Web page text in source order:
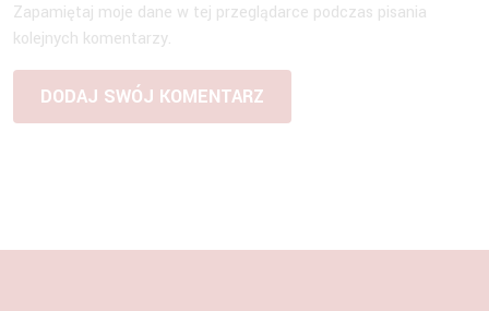
Zapamiętaj moje dane w tej przeglądarce podczas pisania
kolejnych komentarzy.